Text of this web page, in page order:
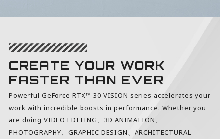
CREATE YOUR WORK
FASTER THAN EVER
Powerful GeForce RTX™ 30 VISION series accelerates your
work with incredible boosts in performance. Whether you
are doing VIDEO EDITING、3D ANIMATION、
PHOTOGRAPHY、GRAPHIC DESIGN、ARCHITECTURAL